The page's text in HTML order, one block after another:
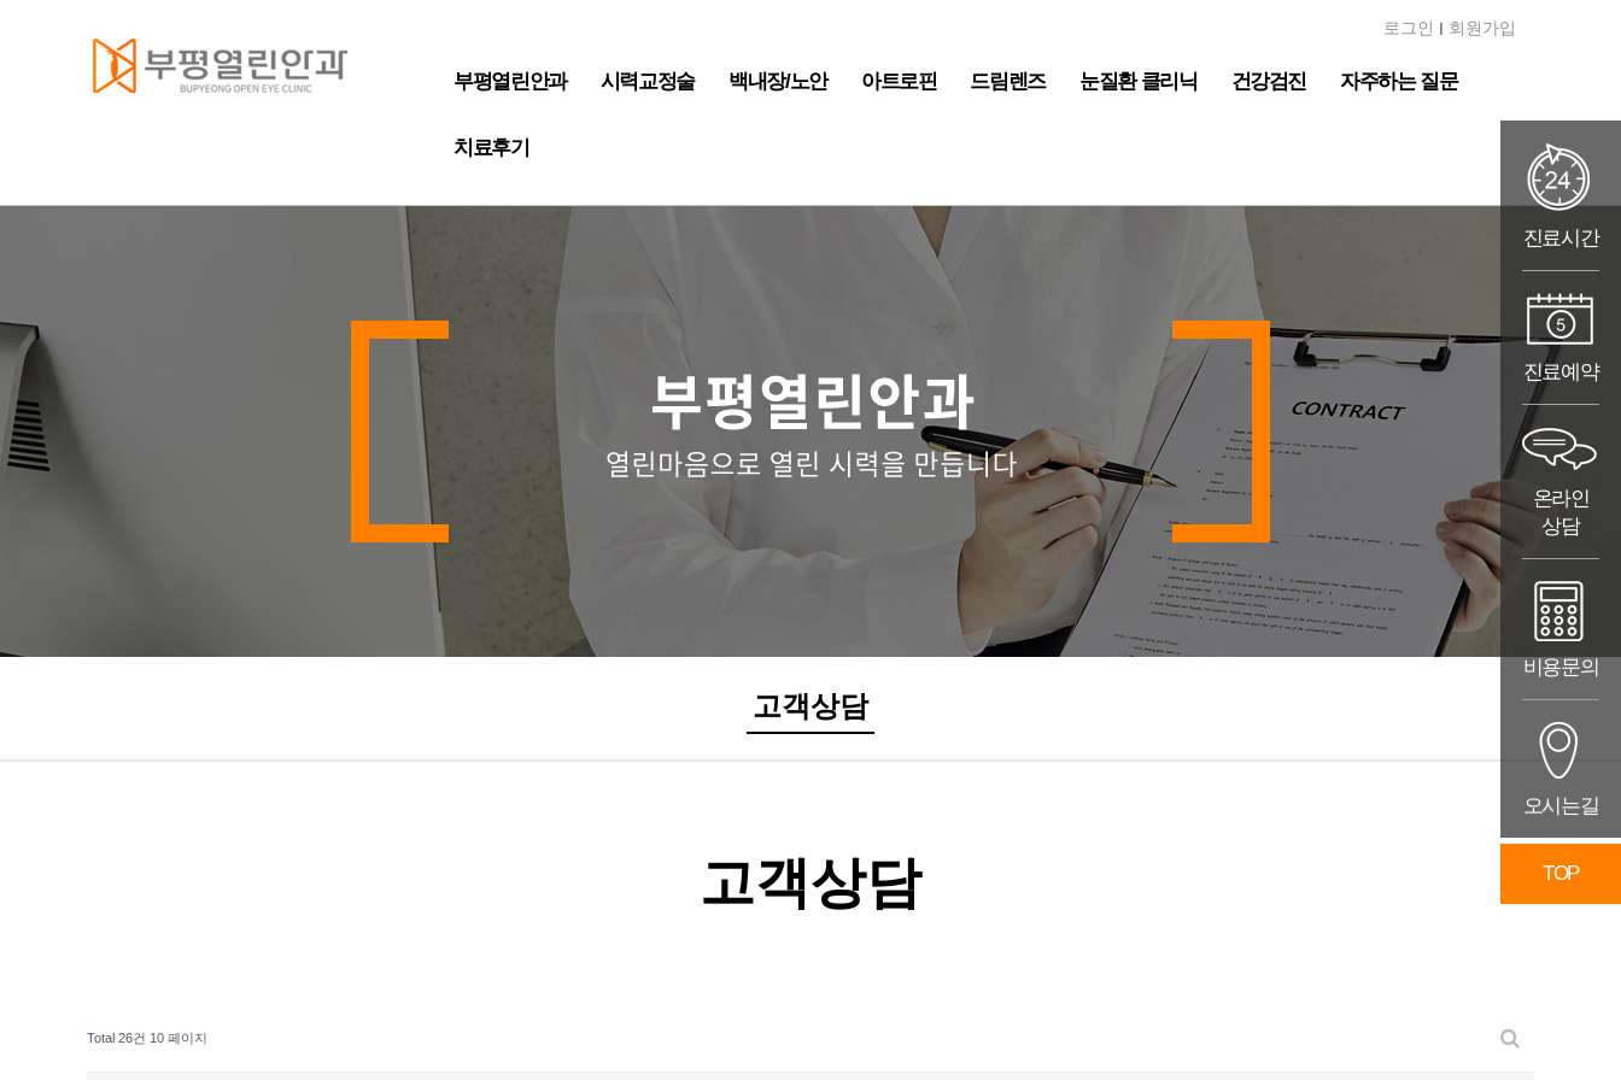
로그인 회원가입
부평열린안과 시력교정술 백내장/노안 아트로핀 드림렌즈 눈질환 클리닉 건강검진 자주하는 질문
치료후기
고객상담
고객상담
Total 26건 10 페이지
진료시간
진료예약
온라인
상담
비용문의
오시는길
TOP